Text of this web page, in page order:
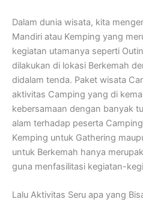
Dalam dunia wisata, kita
Mandiri atau Kemping yang
kegiatan utamanya seperti
dilakukan di lokasi Berkemah
didalam tenda. Paket wisata
aktivitas Camping yang di
kebersamaan dengan banyak
alam terhadap peserta
Kemping untuk Gathering
untuk Berkemah hanya
guna menfasilitasi kegiatan-
Lalu Aktivitas Seru apa yang